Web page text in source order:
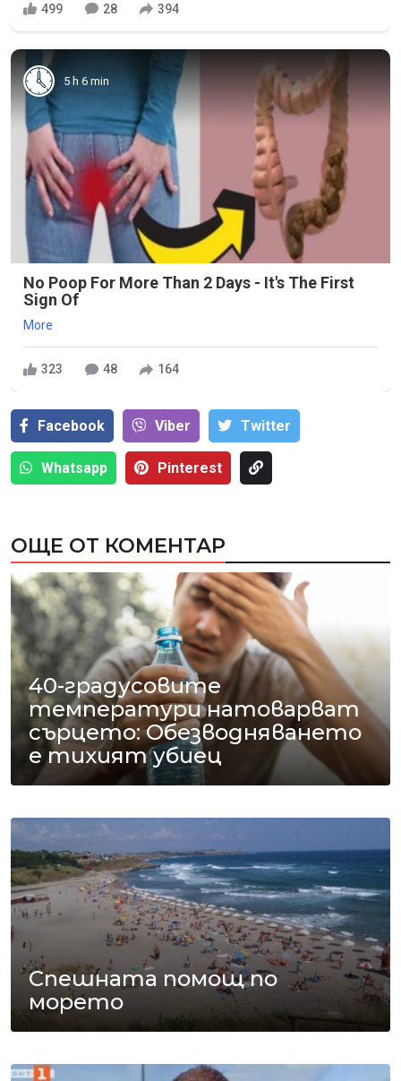
499 28 394
5 h 6 min
No Poop For More Than 2 Days - It's The First
Sign Of
More
323 48 164
Facebook Viber Тwitter
Whatsapp Pinterest
ОЩЕ ОТ КОМЕНТАР
40-градусовите
температури натоварват
сърцето: Обезводняването
е тихият убиец
Спешната помощ по
морето